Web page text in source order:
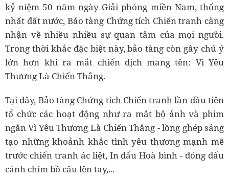
kỷ niệm 50 năm ngày Giải phóng miền Nam, thống
nhất đất nước, Bảo tàng Chứng tích Chiến tranh càng
nhận về nhiều nhiều sự quan tâm của mọi người.
Trong thời khắc đặc biệt này, bảo tàng còn gây chú ý
lớn hơn khi ra mắt chiến dịch mang tên: Vì Yêu
Thương Là Chiến Thắng.
Tại đây, Bảo tàng Chứng tích Chiến tranh lần đầu tiên
tổ chức các hoạt động như ra mắt bộ ảnh và phim
ngắn Vì Yêu Thương Là Chiến Thắng - lồng ghép sáng
tạo những khoảnh khắc tình yêu thương mạnh mẽ
trước chiến tranh ác liệt, In dấu Hoà bình - đóng dấu
cánh chim bồ câu lên tay,...